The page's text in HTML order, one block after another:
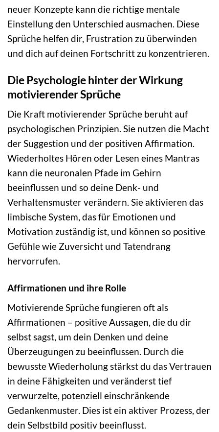
neuer Konzepte kann die richtige mentale
Einstellung den Unterschied ausmachen. Diese
Sprüche helfen dir, Frustration zu überwinden
und dich auf deinen Fortschritt zu konzentrieren.
Die Psychologie hinter der Wirkung
motivierender Sprüche
Die Kraft motivierender Sprüche beruht auf
psychologischen Prinzipien. Sie nutzen die Macht
der Suggestion und der positiven Affirmation.
Wiederholtes Hören oder Lesen eines Mantras
kann die neuronalen Pfade im Gehirn
beeinflussen und so deine Denk- und
Verhaltensmuster verändern. Sie aktivieren das
limbische System, das für Emotionen und
Motivation zuständig ist, und können so positive
Gefühle wie Zuversicht und Tatendrang
hervorrufen.
Affirmationen und ihre Rolle
Motivierende Sprüche fungieren oft als
Affirmationen – positive Aussagen, die du dir
selbst sagst, um dein Denken und deine
Überzeugungen zu beeinflussen. Durch die
bewusste Wiederholung stärkst du das Vertrauen
in deine Fähigkeiten und veränderst tief
verwurzelte, potenziell einschränkende
Gedankenmuster. Dies ist ein aktiver Prozess, der
dein Selbstbild positiv beeinflusst.